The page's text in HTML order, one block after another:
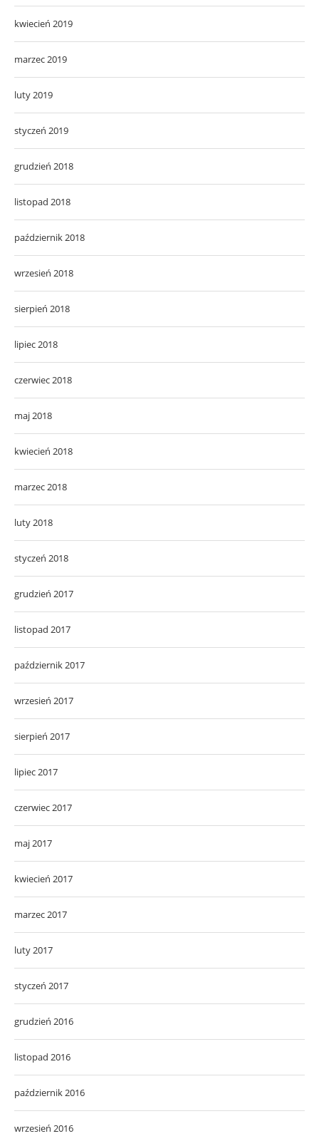
kwiecień 2019
marzec 2019
luty 2019
styczeń 2019
grudzień 2018
listopad 2018
październik 2018
wrzesień 2018
sierpień 2018
lipiec 2018
czerwiec 2018
maj 2018
kwiecień 2018
marzec 2018
luty 2018
styczeń 2018
grudzień 2017
listopad 2017
październik 2017
wrzesień 2017
sierpień 2017
lipiec 2017
czerwiec 2017
maj 2017
kwiecień 2017
marzec 2017
luty 2017
styczeń 2017
grudzień 2016
listopad 2016
październik 2016
wrzesień 2016